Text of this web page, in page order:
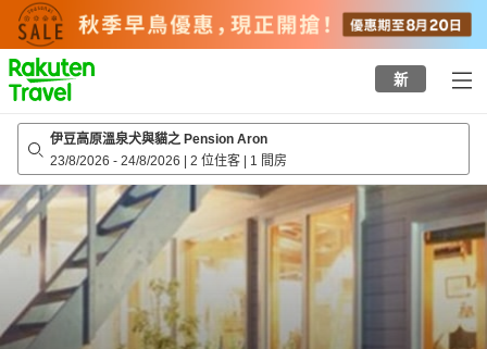
to
top
page
新
伊豆高原溫泉犬與貓之 Pension Aron
23/8/2026 - 24/8/2026 | 2 位住客 | 1 間房